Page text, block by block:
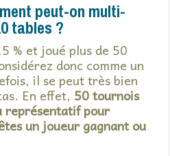
peut-on multi-
tables ?
% et joué plus de 50
donc comme un
il se peut très bien
En effet, 50 tournois
représentatif pour
un joueur gagnant ou